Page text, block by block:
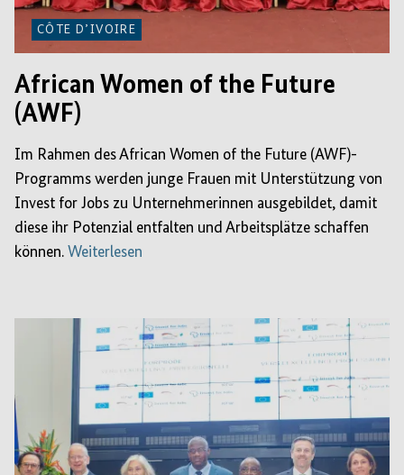
CÔTE D’IVOIRE
African Women of the Future
(AWF)
Im Rahmen des African Women of the Future (AWF)-
Programms werden junge Frauen mit Unterstützung von
Invest for Jobs zu Unternehmerinnen ausgebildet, damit
diese ihr Potenzial entfalten und Arbeitsplätze schaffen
können. Weiterlesen